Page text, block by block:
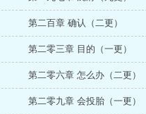
第二百章 确认（二更）
第二零三章 目的（一更）
第二零六章 怎么办（二更）
第二零九章 会投胎（一更）